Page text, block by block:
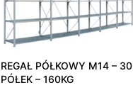
REGAŁ PÓŁKOWY M14 – 30
PÓŁEK – 160KG